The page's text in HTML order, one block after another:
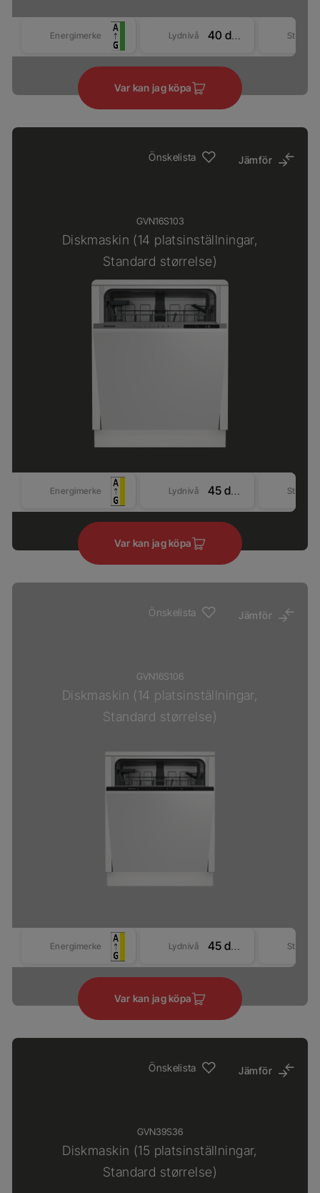
Energimerke Lydnivå 40 dBA
Var kan jag köpa
Önskelista Jämför
GVN16S103
Diskmaskin (14 platsinställningar,
Standard størrelse)
Energimerke Lydnivå 45 dBA
Var kan jag köpa
Önskelista Jämför
GVN16S106
Diskmaskin (14 platsinställningar,
Standard størrelse)
Energimerke Lydnivå 45 dBA
Var kan jag köpa
Önskelista Jämför
GVN39S36
Diskmaskin (15 platsinställningar,
Standard størrelse)